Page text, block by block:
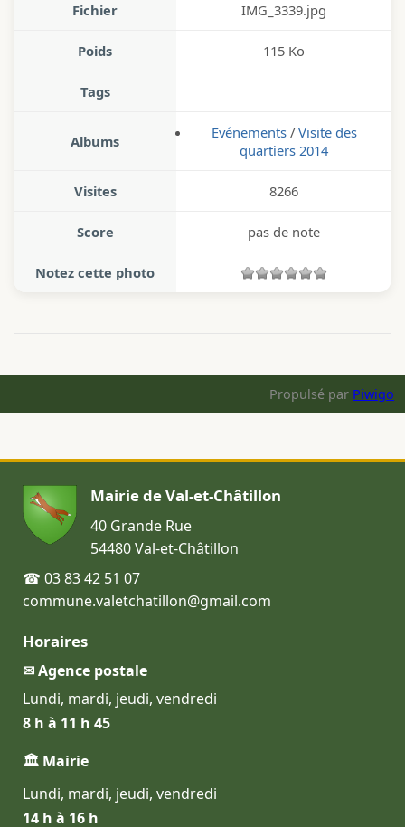
Fichier IMG_3339.jpg
Poids 115 Ko
Tags
Albums Evénements/ Visite des
quartiers 2014
Visites 8266
Score pas de note
Notez cette photo
Propulsé par Piwigo
Mairie de Val-et-Châtillon
40 Grande Rue
54480 Val-et-Châtillon
☎ 03 83 42 51 07
commune.valetchatillon@gmail.com
Horaires
✉ Agence postale
Lundi, mardi, jeudi, vendredi
8 h à 11 h 45
🏛 Mairie
Lundi, mardi, jeudi, vendredi
14 h à 16 h